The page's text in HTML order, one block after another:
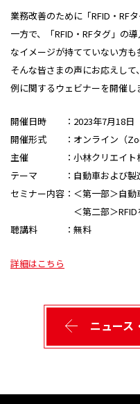
業務改善のために「RFID・RF
一方で、「RFID・RFタグ」の
なイメージが持てていない方も
そんな皆さまの声にお応えし
例に関するウェビナーを開催し
開催日時 ：2023年7月18日
開催形式 ：オンライン（
主催 ：小林クリエイト
テーマ ：自動車および製造
セミナー内容：＜第一部＞自
＜第二部＞RFIDを利
聴講料 ：無料
詳細はこちら
ニュース